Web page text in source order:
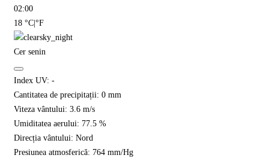
02:00
18 °C °F
Cer senin
Index UV: -
Cantitatea de precipitații: 0 mm
Viteza vântului: 3.6 m/s
Umiditatea aerului: 77.5 %
Direcția vântului: Nord
Presiunea atmosferică: 764 mm/Hg